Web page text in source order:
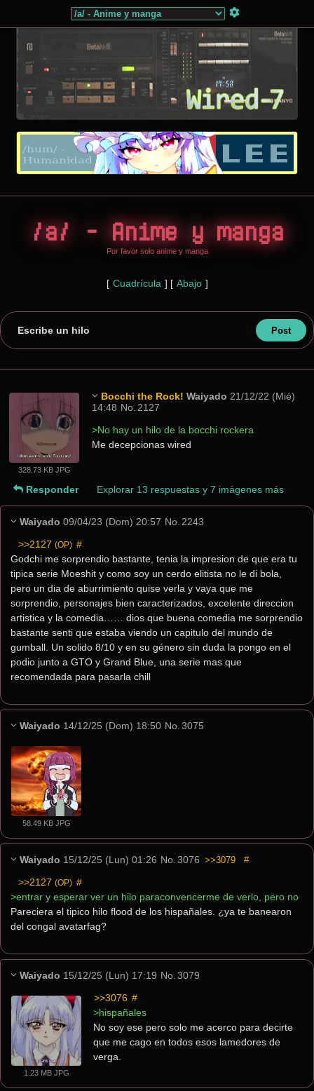
/a/ - Anime y manga
Por favor solo anime y manga
[ Cuadrícula ] [ Abajo ]
Escribe un hilo
328.73 KB JPG
Bocchi the Rock! Waiyado 21/12/22 (Mié)
14:48 No. 2127
>No hay un hilo de la bocchi rockera
Me decepcionas wired
Responder Explorar 13 respuestas y 7 imágenes más
Waiyado 09/04/23 (Dom) 20:57 No. 2243
>>2127 (OP) #
Godchi me sorprendio bastante, tenia la impresion de que era tu
tipica serie Moeshit y como soy un cerdo elitista no le di bola,
pero un dia de aburrimiento quise verla y vaya que me
sorprendio, personajes bien caracterizados, excelente direccion
artistica y la comedia…… dios que buena comedia me sorprendio
bastante senti que estaba viendo un capitulo del mundo de
gumball. Un solido 8/10 y en su género sin duda la pongo en el
podio junto a GTO y Grand Blue, una serie mas que
recomendada para pasarla chill
Waiyado 14/12/25 (Dom) 18:50 No. 3075
58.49 KB JPG
Waiyado 15/12/25 (Lun) 01:26 No. 3076 >>3079 #
>>2127 (OP) #
>entrar y esperar ver un hilo paraconvencerme de verlo, pero no
Pareciera el tipico hilo flood de los hispañales. ¿ya te banearon
del congal avatarfag?
Waiyado 15/12/25 (Lun) 17:19 No. 3079
1.23 MB JPG
>>3076 #
>hispañales
No soy ese pero solo me acerco para decirte
que me cago en todos esos lamedores de
verga.